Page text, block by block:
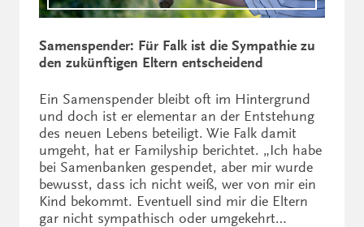
Samenspender: Für Falk ist die Sympathie zu
den zukünftigen Eltern entscheidend
Ein Samenspender bleibt oft im Hintergrund
und doch ist er elementar an der Entstehung
des neuen Lebens beteiligt. Wie Falk damit
umgeht, hat er Familyship berichtet. „Ich habe
bei Samenbanken gespendet, aber mir wurde
bewusst, dass ich nicht weiß, wer von mir ein
Kind bekommt. Eventuell sind mir die Eltern
gar nicht sympathisch oder umgekehrt…